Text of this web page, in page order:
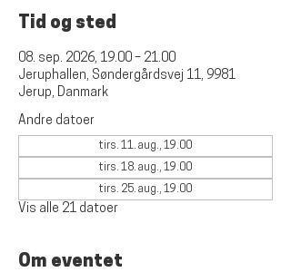
Tid og sted
08. sep. 2026, 19.00 – 21.00
Jeruphallen, Søndergårdsvej 11, 9981
Jerup, Danmark
Andre datoer
tirs. 11. aug., 19.00
tirs. 18. aug., 19.00
tirs. 25. aug., 19.00
Vis alle 21 datoer
Om eventet